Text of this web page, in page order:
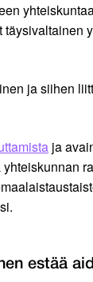
täysivaltainen
ja siihen
ja
estää